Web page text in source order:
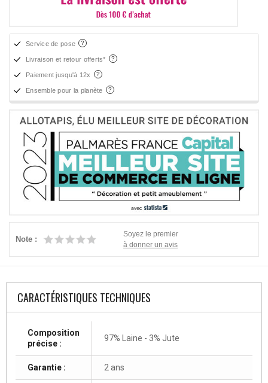
Service de pose
Livraison et retour offerts*
Paiement jusqu'à 12x
Ensemble pour la planète
Note :
Soyez le premier
à donner un avis
CARACTÉRISTIQUES TECHNIQUES
Composition
précise :
97% Laine - 3% Jute
Garantie : 2 ans